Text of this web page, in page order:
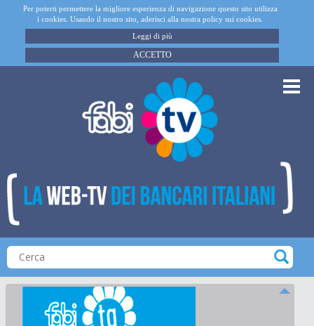
Per poterti permettere la migliore esperienza di navigazione questo sito utilizza
i cookies. Usando il nostro sito, aderisci alla nostra policy sui cookies.
Leggi di più
ACCETTO